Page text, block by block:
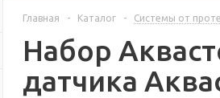
Главная - Каталог - Системы от
Набор
датчика